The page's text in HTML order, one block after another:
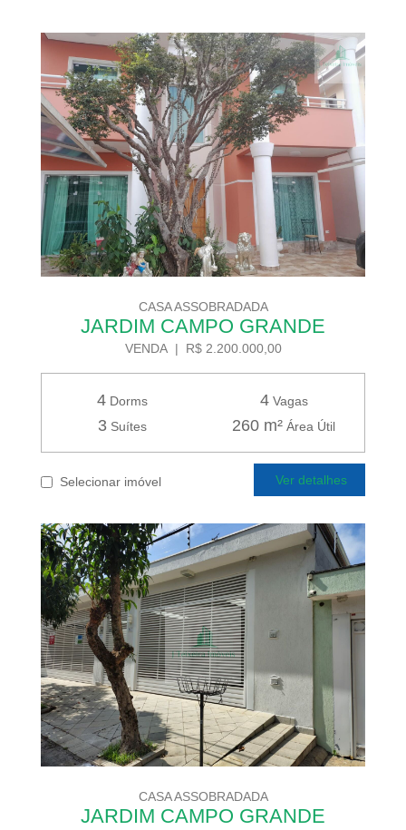
CASA ASSOBRADADA
JARDIM CAMPO GRANDE
VENDA | R$ 2.200.000,00
4 Dorms 4Vagas
3 Suítes 260 m² Área Útil
Selecionar imóvel Ver detalhes
CASA ASSOBRADADA
JARDIM CAMPO GRANDE